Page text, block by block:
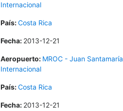
Internacional
País:Costa Rica
Fecha: 2013-12-21
Aeropuerto: MROC - Juan Santamaría
Internacional
País:Costa Rica
Fecha: 2013-12-21